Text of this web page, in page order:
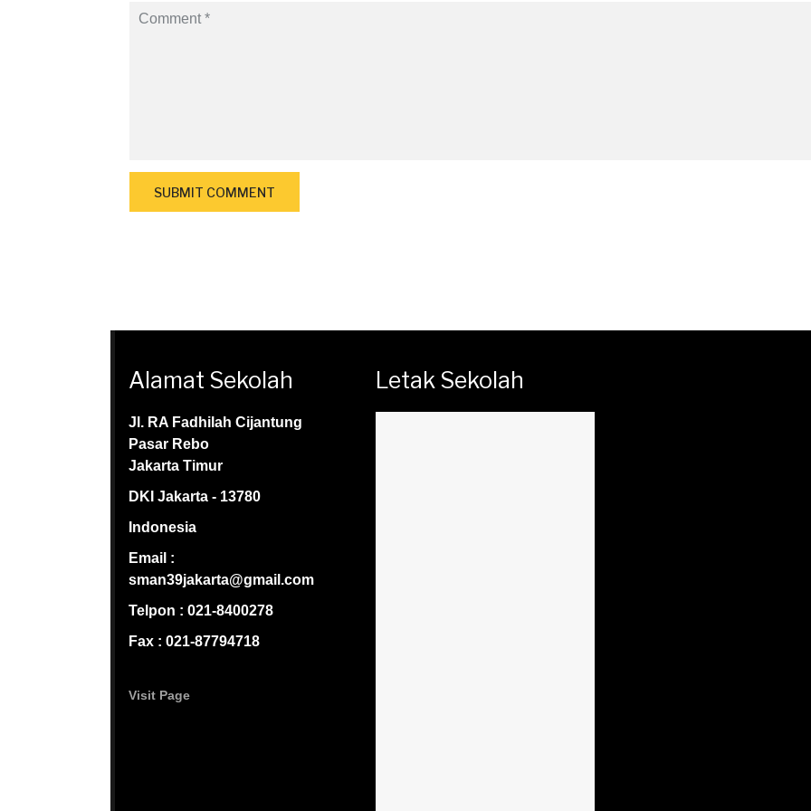
Alamat Sekolah
Jl. RA Fadhilah Cijantung
Pasar Rebo
Jakarta Timur
DKI Jakarta - 13780
Indonesia
Email :
sman39jakarta@gmail.com
Telpon : 021-8400278
Fax : 021-87794718
Visit Page
Letak Sekolah